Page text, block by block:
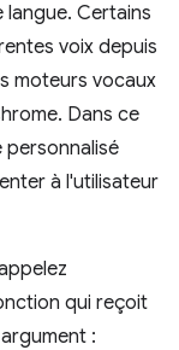
langue. Certains
voix depuis
moteurs vocaux
Dans ce
personnalisé
à l'utilisateur
qui reçoit
: